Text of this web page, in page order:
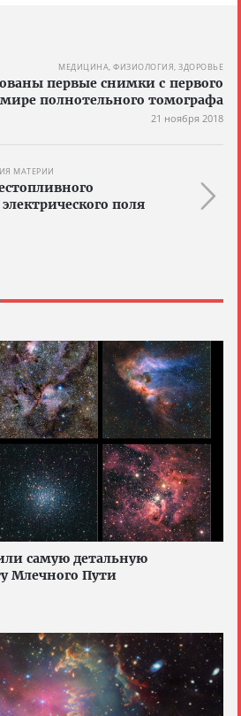
МЕДИЦИНА, ФИЗИОЛОГИЯ, ЗДОРОВЬЕ
первые снимки с первого
полнотельного томографа
21 ноября 2018
МАТЕРИИ
поля
самую детальную
Млечного Пути